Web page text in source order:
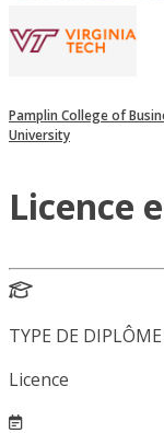
Pamplin College of
University
Licence
TYPE DE DIPLÔME
Licence